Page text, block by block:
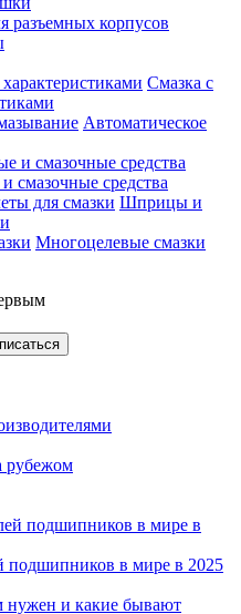
разъемных корпусов
Смазка с
Автоматическое
смазочные средства
Шприцы и
Многоцелевые смазки
рубежом
подшипников в мире в 2025